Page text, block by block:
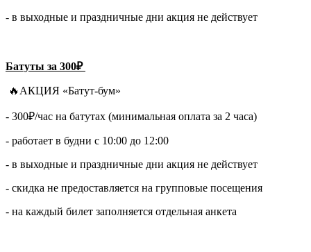
- в выходные и праздничные дни акция не действует
Батуты за 300₽
🔥АКЦИЯ «Батут-бум»
- 300₽/час на батутах (минимальная оплата за 2 часа)
- работает в будни с 10:00 до 12:00
- в выходные и праздничные дни акция не действует
- скидка не предоставляется на групповые посещения
- на каждый билет заполняется отдельная анкета